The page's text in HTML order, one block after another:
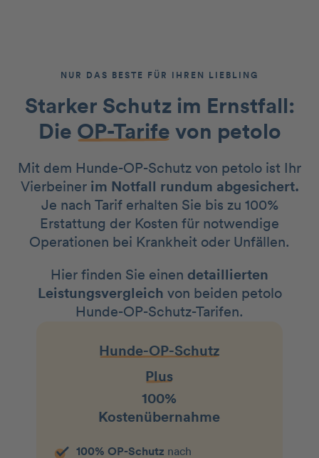
NUR DAS BESTE FÜR IHREN LIEBLING
Starker Schutz im Ernstfall:
Die OP-Tarife von petolo
Mit dem Hunde-OP-Schutz von petolo ist Ihr
Vierbeiner im Notfall rundum abgesichert.
Je nach Tarif erhalten Sie bis zu 100%
Erstattung der Kosten für notwendige
Operationen bei Krankheit oder Unfällen.
Hier finden Sie einen detaillierten
Leistungsvergleich von beiden petolo
Hunde-OP-Schutz-Tarifen.
Hunde-OP-Schutz
Plus
100%
Kostenübernahme
100% OP-Schutz nach